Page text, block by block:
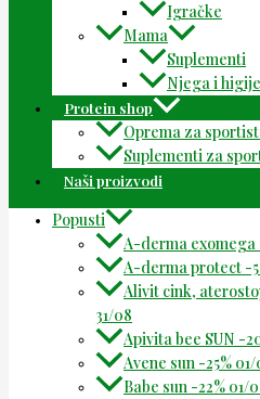
Igračke
Mama
Suplementi
Njega i
Protein shop
Oprema za
Suplementi za
Naši proizvodi
Popusti
A-derma exomega
A-derma protect -
Alivit cink,
31/08
Apivita bee SUN -
Avene sun -25%
Babe sun -22% 01/